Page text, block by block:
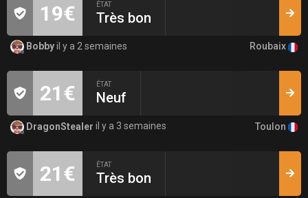
19€ ÉTAT
Très bon
Bobbyil y a 2 semaines Roubaix
21€ ÉTAT
Neuf
DragonStealer il y a 3 semaines Toulon
21€ ÉTAT
Très bon